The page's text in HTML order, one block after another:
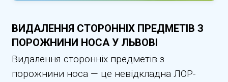
ВИДАЛЕННЯ СТОРОННІХ ПРЕДМЕТІВ З
ПОРОЖНИНИ НОСА У ЛЬВОВІ
Видалення сторонніх предметів з
порожнини носа — це невідкладна ЛОР-